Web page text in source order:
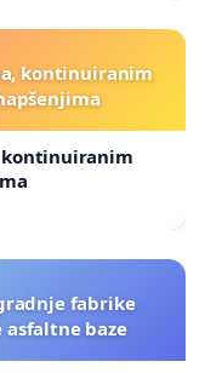
kontinuiranim
kontinuiranim
fabrike
baze